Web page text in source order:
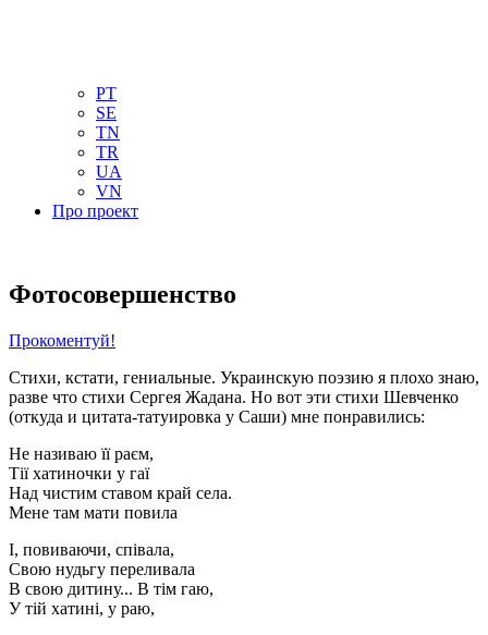
PT
SE
TN
TR
UA
VN
Про проект
Фотосовершенство
Прокоментуй!
Стихи, кстати, гениальные. Украинскую поэзию я плохо знаю,
разве что стихи Сергея Жадана. Но вот эти стихи Шевченко
(откуда и цитата-татуировка у Саши) мне понравились:
Не називаю її раєм,
Тiї хатиночки у гаї
Над чистим ставом край села.
Мене там мати повила
I, повиваючи, спiвала,
Свою нудьгу переливала
В свою дитину... В тiм гаю,
У тiй хатинi, у раю,